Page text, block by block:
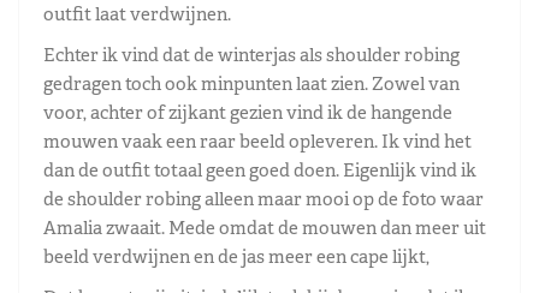
outfit laat verdwijnen.
Echter ik vind dat de winterjas als shoulder robing
gedragen toch ook minpunten laat zien. Zowel van
voor, achter of zijkant gezien vind ik de hangende
mouwen vaak een raar beeld opleveren. Ik vind het
dan de outfit totaal geen goed doen. Eigenlijk vind ik
de shoulder robing alleen maar mooi op de foto waar
Amalia zwaait. Mede omdat de mouwen dan meer uit
beeld verdwijnen en de jas meer een cape lijkt,